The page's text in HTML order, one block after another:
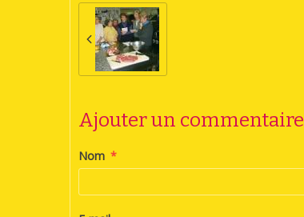
Ajouter un commentaire
Nom